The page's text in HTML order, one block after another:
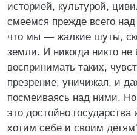
историей, культурой,
смеемся прежде всего
что мы — жалкие шуты,
земли. И никогда никто не
воспринимать таких,
презрение, уничижая, и
посмеиваясь над ними.
это достойно
хотим себе и своим